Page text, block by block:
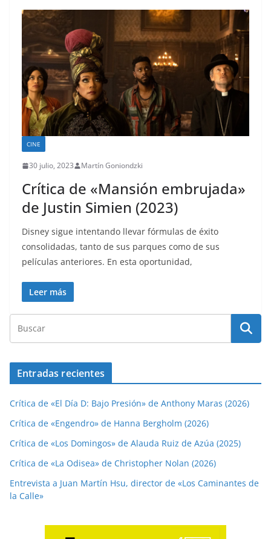
CINE
30 julio, 2023 Martín Goniondzki
Crítica de «Mansión embrujada»
de Justin Simien (2023)
Disney sigue intentando llevar fórmulas de éxito
consolidadas, tanto de sus parques como de sus
películas anteriores. En esta oportunidad,
Leer más
Entradas recientes
Crítica de «El Día D: Bajo Presión» de Anthony Maras (2026)
Crítica de «Engendro» de Hanna Bergholm (2026)
Crítica de «Los Domingos» de Alauda Ruiz de Azúa (2025)
Crítica de «La Odisea» de Christopher Nolan (2026)
Entrevista a Juan Martín Hsu, director de «Los Caminantes de
la Calle»